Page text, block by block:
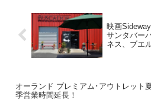
映画
サンタバー
ネス、ブエ
オーランド プレミアム･アウトレット
季営業時間延長！